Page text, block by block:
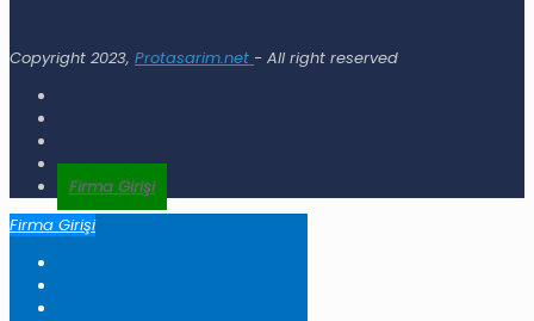
Copyright 2023, Protasarim.net - All right reserved
Firma Girişi
Firma Girişi